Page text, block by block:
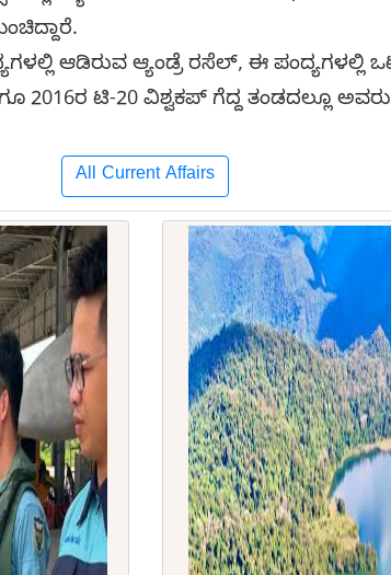
ಆಡಿರುವ ಆ್ಯಂಡ್ರೆ ರಸೆಲ್, ಈ ಪಂದ್ಯಗಳಲ್ಲಿ
2016ರ ಟಿ-20 ವಿಶ್ವಕಪ್ ಗೆದ್ದ ತಂಡದಲ್ಲೂ
All Current Affairs